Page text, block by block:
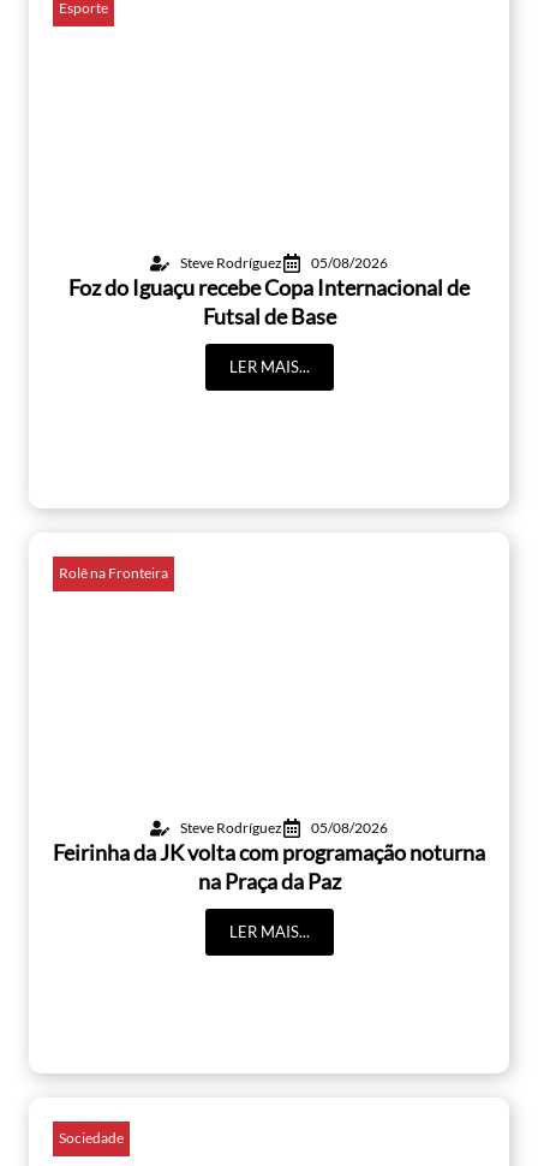
Esporte
Steve Rodríguez 05/08/2026
Foz do Iguaçu recebe Copa Internacional de
Futsal de Base
LER MAIS...
Rolê na Fronteira
Steve Rodríguez 05/08/2026
Feirinha da JK volta com programação noturna
na Praça da Paz
LER MAIS...
Sociedade